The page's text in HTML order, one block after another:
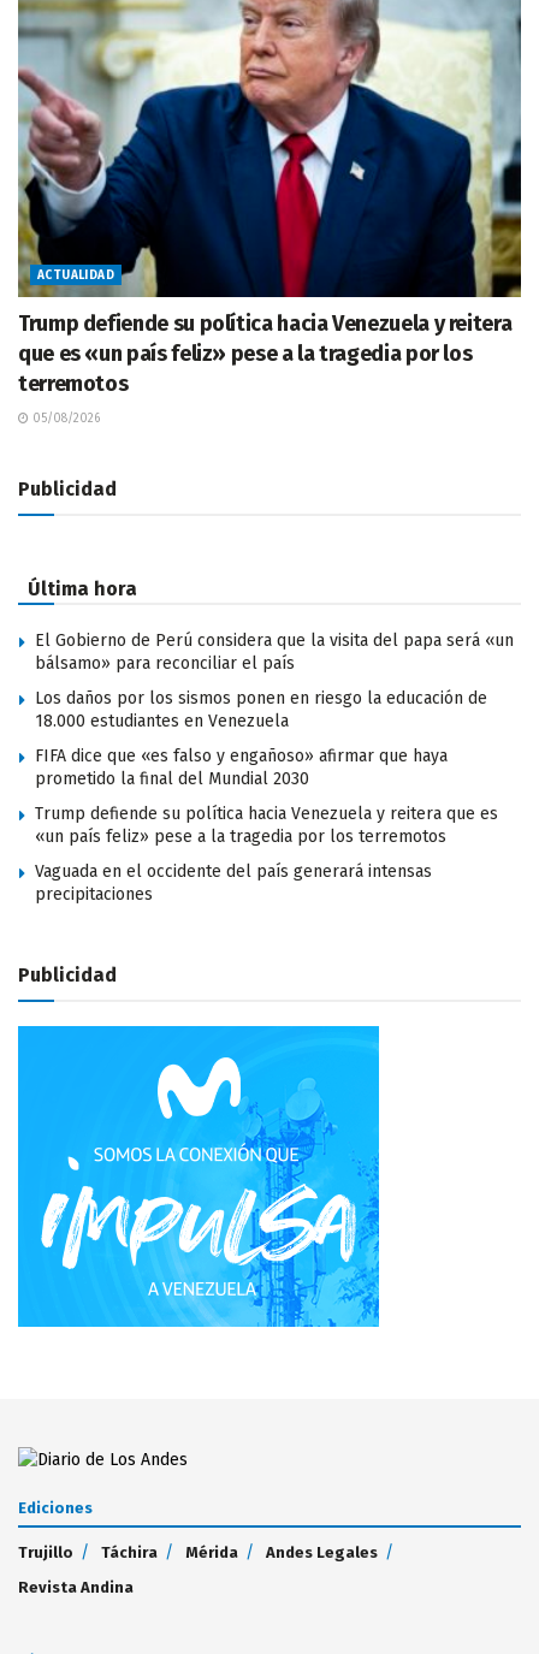
ACTUALIDAD
Trump defiende su política hacia Venezuela y reitera
que es «un país feliz» pese a la tragedia por los
terremotos
05/08/2026
Publicidad
Última hora
El Gobierno de Perú considera que la visita del papa será «un
bálsamo» para reconciliar el país
Los daños por los sismos ponen en riesgo la educación de
18.000 estudiantes en Venezuela
FIFA dice que «es falso y engañoso» afirmar que haya
prometido la final del Mundial 2030
Trump defiende su política hacia Venezuela y reitera que es
«un país feliz» pese a la tragedia por los terremotos
Vaguada en el occidente del país generará intensas
precipitaciones
Publicidad
Ediciones
Trujillo Táchira Mérida
Andes Legales
Revista Andina